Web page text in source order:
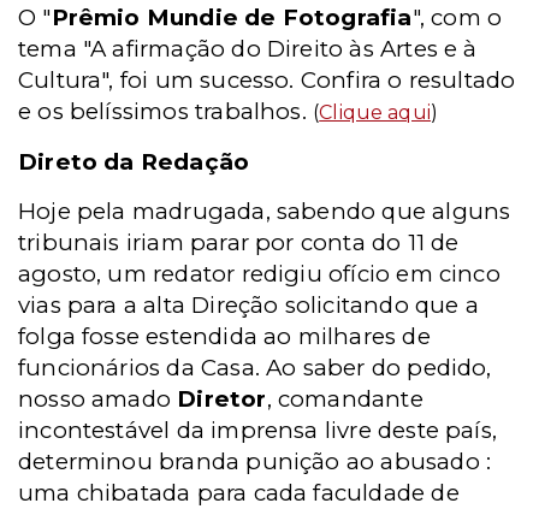
O "Prêmio Mundie de Fotografia", com o
tema "A afirmação do Direito às Artes e à
Cultura", foi um sucesso. Confira o resultado
e os belíssimos trabalhos. (Clique aqui)
Direto da Redação
Hoje pela madrugada, sabendo que alguns
tribunais iriam parar por conta do 11 de
agosto, um redator redigiu ofício em cinco
vias para a alta Direção solicitando que a
folga fosse estendida ao milhares de
funcionários da Casa. Ao saber do pedido,
nosso amado Diretor, comandante
incontestável da imprensa livre deste país,
determinou branda punição ao abusado :
uma chibatada para cada faculdade de